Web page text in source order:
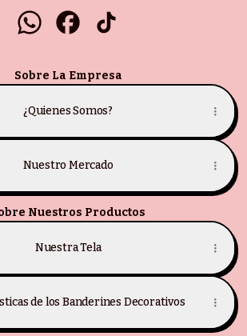
Sobre La Empresa
¿Quienes Somos?
Nuestro Mercado
Nuestros Productos
Nuestra Tela
de los Banderines Decorativos